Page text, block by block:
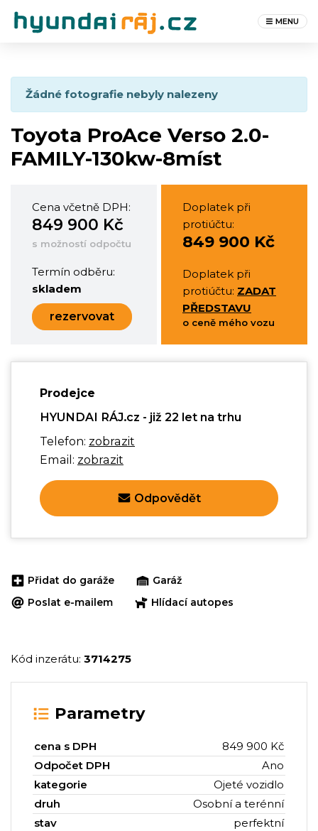
MENU
Žádné fotografie nebyly nalezeny
Toyota ProAce Verso 2.0-
FAMILY-130kw-8míst
Cena včetně DPH:
849 900 Kč
s možností odpočtu
Termín odběru:
skladem
rezervovat
Doplatek při
protiúčtu:
849 900 Kč
Doplatek při
protiúčtu: ZADAT
PŘEDSTAVU
o ceně mého vozu
Prodejce
HYUNDAI RÁJ.cz - již 22 let na trhu
Telefon: zobrazit
Email: zobrazit
Odpovědět
Přidat do garáže
Garáž
Poslat e-mailem
Hlídací autopes
Kód inzerátu: 3714275
Parametry
cena s DPH
849 900 Kč
Odpočet DPH
Ano
kategorie
Ojeté vozidlo
druh
Osobní a terénní
stav
perfektní